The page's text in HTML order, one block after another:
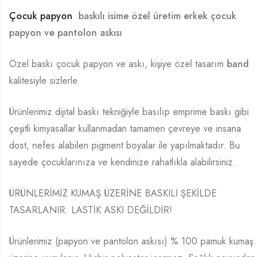
Çocuk papyon baskılı isime özel üretim erkek çocuk
papyon ve pantolon askısı
Özel baskı çocuk papyon ve askı, kişiye özel tasarım band
kalitesiyle sizlerle.
Ürünlerimiz dijital baskı tekniğiyle basılıp emprime baskı gibi
çeşitli kimyasallar kullanmadan tamamen çevreye ve insana
dost, nefes alabilen pigment boyalar ile yapılmaktadır. Bu
sayede çocuklarınıza ve kendinize rahatlıkla alabilirsiniz.
ÜRÜNLERİMİZ KUMAŞ ÜZERİNE BASKILI ŞEKİLDE
TASARLANIR. LASTİK ASKI DEĞİLDİR!
Ürünlerimiz (papyon ve pantolon askısı) % 100 pamuk kumaş